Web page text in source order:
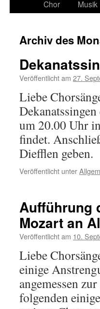
Chor
Musik
Archiv des
Veröffentlicht am 27.
Liebe
um 20.00 Uhr
findet.
Diefflen geben.
Veröffentlicht unter
Aufführung
Mozart an
Veröffentlicht am 10.
Liebe
einige
angemessen
folgenden